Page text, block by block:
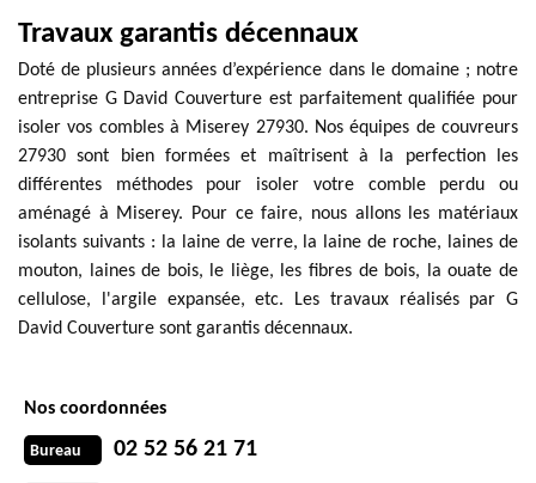
Travaux garantis décennaux
Doté de plusieurs années d’expérience dans le domaine ; notre
entreprise G David Couverture est parfaitement qualifiée pour
isoler vos combles à Miserey 27930. Nos équipes de couvreurs
27930 sont bien formées et maîtrisent à la perfection les
différentes méthodes pour isoler votre comble perdu ou
aménagé à Miserey. Pour ce faire, nous allons les matériaux
isolants suivants : la laine de verre, la laine de roche, laines de
mouton, laines de bois, le liège, les fibres de bois, la ouate de
cellulose, l'argile expansée, etc. Les travaux réalisés par G
David Couverture sont garantis décennaux.
Nos coordonnées
Bureau 02 52 56 21 71